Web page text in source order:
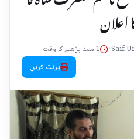
Saif
•
1 منٹ پڑھنے کا وقت
پرنٹ کریں